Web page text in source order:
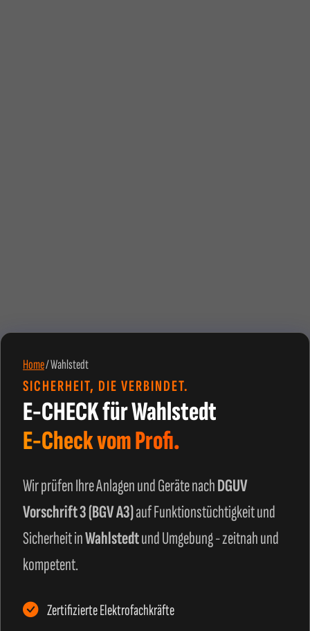
Home/Wahlstedt
SICHERHEIT, DIE VERBINDET.
E-CHECK für Wahlstedt
E-Check vom Profi.
Wir prüfen Ihre Anlagen und Geräte nachDGUV
Vorschrift 3 (BGV A3)auf Funktionstüchtigkeit und
Sicherheit inWahlstedtund Umgebung - zeitnah und
kompetent.
Zertifizierte Elektrofachkräfte